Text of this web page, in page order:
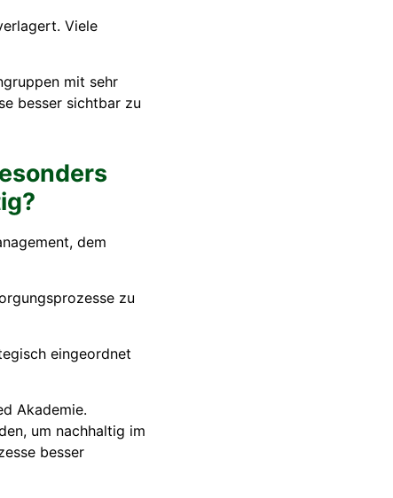
Viele
mit sehr
besser sichtbar zu
dem
zu
eingeordnet
Akademie.
um nachhaltig im
besser